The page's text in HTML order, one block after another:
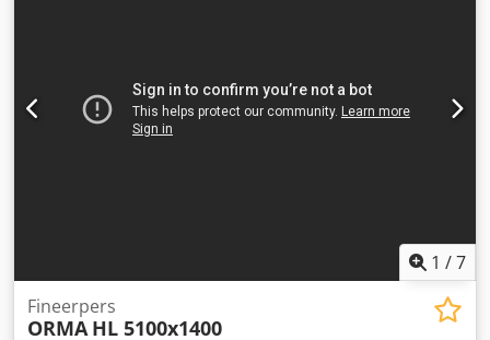
1 /7
Fineerpers
ORMA HL 5100x1400